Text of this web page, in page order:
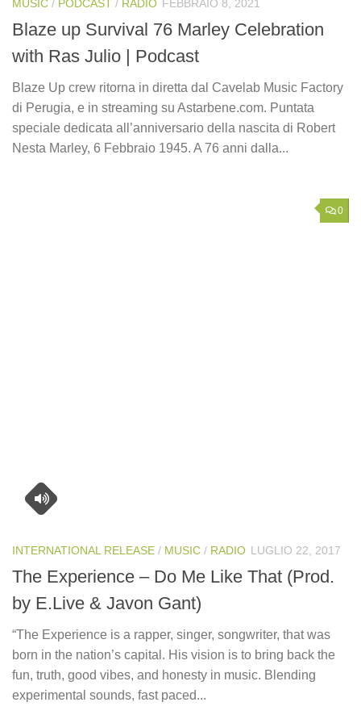
MUSIC / PODCAST / RADIO FEBBRAIO 8, 2021
Blaze up Survival 76 Marley Celebration
with Ras Julio | Podcast
Blaze Up crew ritorna in diretta dal Cavelab Music Factory
di Perugia, e in streaming su Astarbene.com. Puntata
speciale dedicata all’anniversario della nascita di Robert
Nesta Marley, 6 Febbraio 1945. A 76 anni dalla...
0
INTERNATIONAL RELEASE / MUSIC / RADIO LUGLIO 22, 2017
The Experience – Do Me Like That (Prod.
by E.Live & Javon Gant)
“The Experience is a rapper, singer, songwriter, that was
born in the nation’s capital. His vision is to bring back the
fun, truth, good vibes, and honesty in music. Blending
experimental sounds, fast paced...